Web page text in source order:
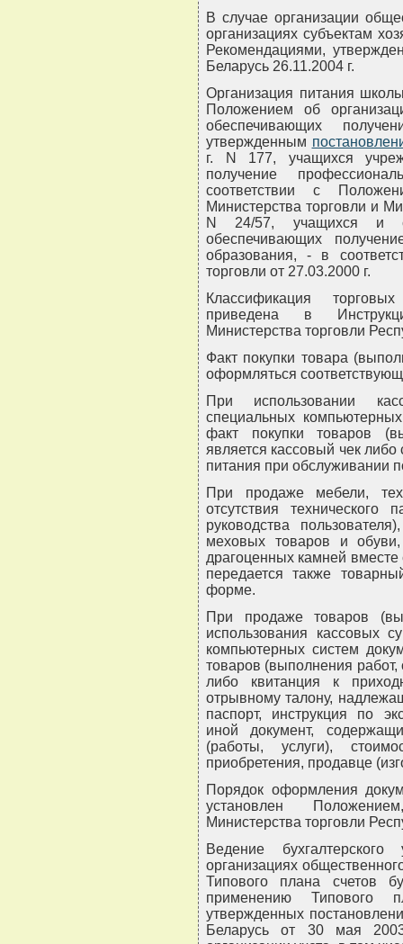
В случае организации
организациях субъектам
Рекомендациями,
Беларусь 26.11.2004 г.
Организация питания
Положением об
обеспечивающих
утвержденным
г. N 177, учащихся
получение
соответствии с
Министерства торговли и
N 24/57, учащихся и
обеспечивающих
образования, - в
торговли от 27.03.2000 г.
Классификация
приведена в
Министерства торговли
Факт покупки товара
оформляться
При использовании
специальных
факт покупки товаров
является кассовый чек либо
питания при обслуживании
При продаже мебели,
отсутствия технического
руководства
меховых товаров и
драгоценных камней
передается также
форме.
При продаже товаров
использования кассовых
компьютерных систем
товаров (выполнения работ,
либо квитанция к
отрывному талону,
паспорт, инструкция по
иной документ,
(работы, услуги),
приобретения, продавце
Порядок оформления
установлен
Министерства торговли
Ведение
организациях
Типового плана счетов
применению Типового
утвержденных
Беларусь от 30 мая